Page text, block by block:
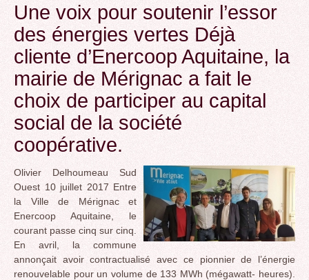
Une voix pour soutenir l’essor
des énergies vertes Déjà
cliente d’Enercoop Aquitaine, la
mairie de Mérignac a fait le
choix de participer au capital
social de la société
coopérative.
Olivier Delhoumeau Sud
Ouest 10 juillet 2017 Entre
la Ville de Mérignac et
Enercoop Aquitaine, le
courant passe cinq sur cinq.
En avril, la commune
annonçait avoir contractualisé avec ce pionnier de l’énergie
renouvelable pour un volume de 133 MWh (mégawatt- heures).